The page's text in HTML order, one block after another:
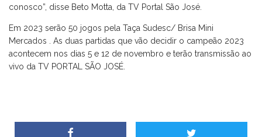
conosco”, disse Beto Motta, da TV Portal São José.
Em 2023 serão 50 jogos pela Taça Sudesc/ Brisa Mini
Mercados . As duas partidas que vão decidir o campeão 2023
acontecem nos dias 5 e 12 de novembro e terão transmissão ao
vivo da TV PORTAL SÃO JOSÉ.